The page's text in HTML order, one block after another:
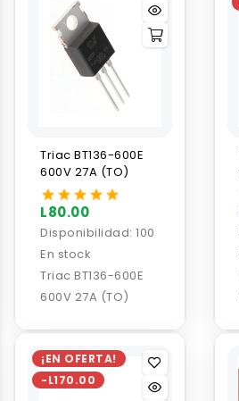
Triac BT136-600E
600V 27A (TO)
L80.00
Disponibilidad: 100
En stock
Triac BT136-600E
600V 27A (TO)
¡EN OFERTA!
-L170.00